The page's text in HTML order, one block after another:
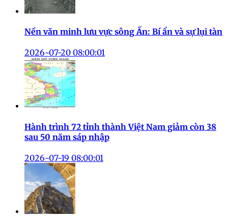
Nền văn minh lưu vực sông Ấn: Bí ẩn và sự lụi tàn
2026-07-20 08:00:01
Hành trình 72 tỉnh thành Việt Nam giảm còn 38
sau 50 năm sáp nhập
2026-07-19 08:00:01